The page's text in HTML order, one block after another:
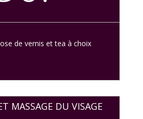
de vernis et tea à choix
MASSAGE DU VISAGE